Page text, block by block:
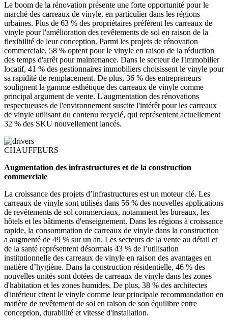
Le boom de la rénovation présente une forte opportunité pour le
marché des carreaux de vinyle, en particulier dans les régions
urbaines. Plus de 63 % des propriétaires préfèrent les carreaux de
vinyle pour l'amélioration des revêtements de sol en raison de la
flexibilité de leur conception. Parmi les projets de rénovation
commerciale, 58 % optent pour le vinyle en raison de la réduction
des temps d'arrêt pour maintenance. Dans le secteur de l'immobilier
locatif, 41 % des gestionnaires immobiliers choisissent le vinyle pour
sa rapidité de remplacement. De plus, 36 % des entrepreneurs
soulignent la gamme esthétique des carreaux de vinyle comme
principal argument de vente. L'augmentation des rénovations
respectueuses de l'environnement suscite l'intérêt pour les carreaux
de vinyle utilisant du contenu recyclé, qui représentent actuellement
32 % des SKU nouvellement lancés.
CHAUFFEURS
Augmentation des infrastructures et de la construction
commerciale
La croissance des projets d’infrastructures est un moteur clé. Les
carreaux de vinyle sont utilisés dans 56 % des nouvelles applications
de revêtements de sol commerciaux, notamment les bureaux, les
hôtels et les bâtiments d'enseignement. Dans les régions à croissance
rapide, la consommation de carreaux de vinyle dans la construction
a augmenté de 49 % sur un an. Les secteurs de la vente au détail et
de la santé représentent désormais 43 % de l’utilisation
institutionnelle des carreaux de vinyle en raison des avantages en
matière d’hygiène. Dans la construction résidentielle, 46 % des
nouvelles unités sont dotées de carreaux de vinyle dans les zones
d'habitation et les zones humides. De plus, 38 % des architectes
d'intérieur citent le vinyle comme leur principale recommandation en
matière de revêtement de sol en raison de son équilibre entre
conception, durabilité et vitesse d'installation.